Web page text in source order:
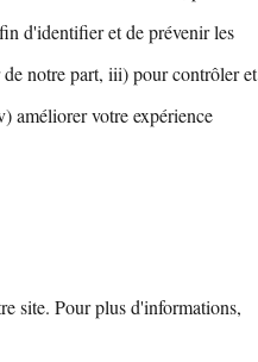
d'identifier et de prévenir les
notre part, iii) pour contrôler et
améliorer votre expérience
site. Pour plus d'informations,